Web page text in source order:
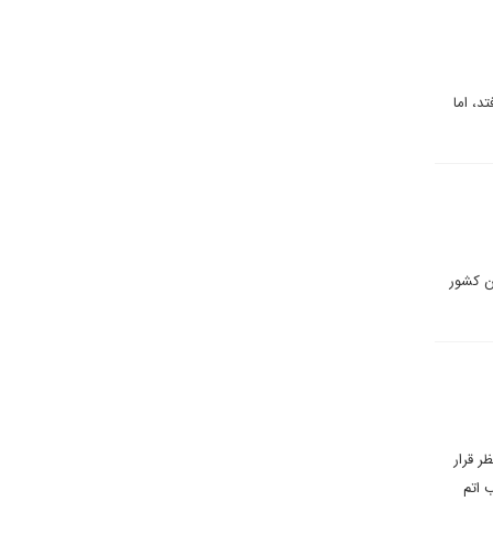
اما
کشور
قرار
اتم